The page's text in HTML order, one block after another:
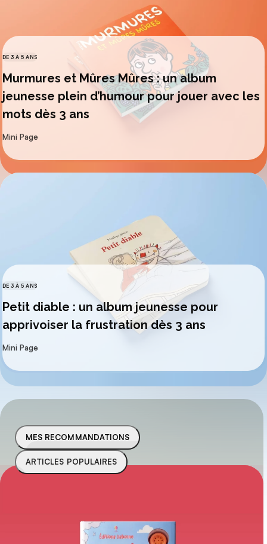
CATÉGORIES
DE 3 À 5 ANS
Murmures et Mûres Mûres : un album
jeunesse plein d’humour pour jouer avec les
mots dès 3 ans
par
Mini Page
CATÉGORIES
DE 3 À 5 ANS
Petit diable : un album jeunesse pour
apprivoiser la frustration dès 3 ans
par
Mini Page
MES RECOMMANDATIONS
ARTICLES POPULAIRES